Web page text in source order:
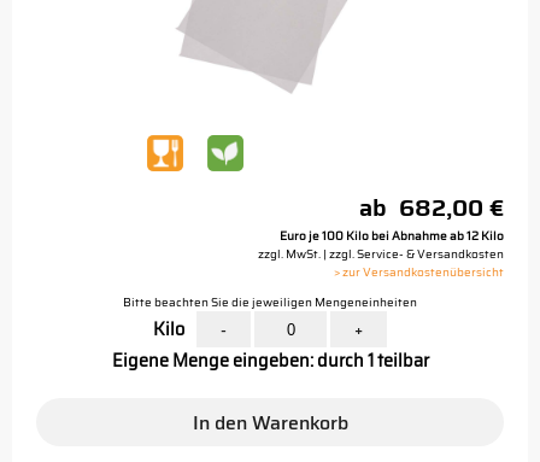
ab 682,00 €
Euro je 100 Kilo bei Abnahme ab 12 Kilo
zzgl. MwSt. | zzgl. Service- & Versandkosten
> zur Versandkostenübersicht
Bitte beachten Sie die jeweiligen Mengeneinheiten
Kilo - +
Eigene Menge eingeben: durch 1 teilbar
In den Warenkorb